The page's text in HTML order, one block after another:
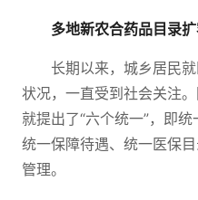
多地新农合药品目录
长期以来，城乡居民
状况，一直受到社会关注
就提出了“六个统一”，即
统一保障待遇、统一医保
管理。